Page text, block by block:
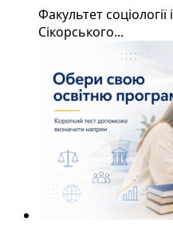
Факультет соціології
Сікорського...